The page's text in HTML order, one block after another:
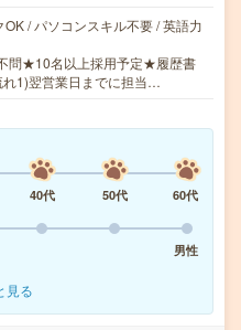
/ パソコンスキル不要 / 英語力
問★10名以上採用予定★履歴書
1)翌営業日までに担当…
40代 50代
60代
男性
見る